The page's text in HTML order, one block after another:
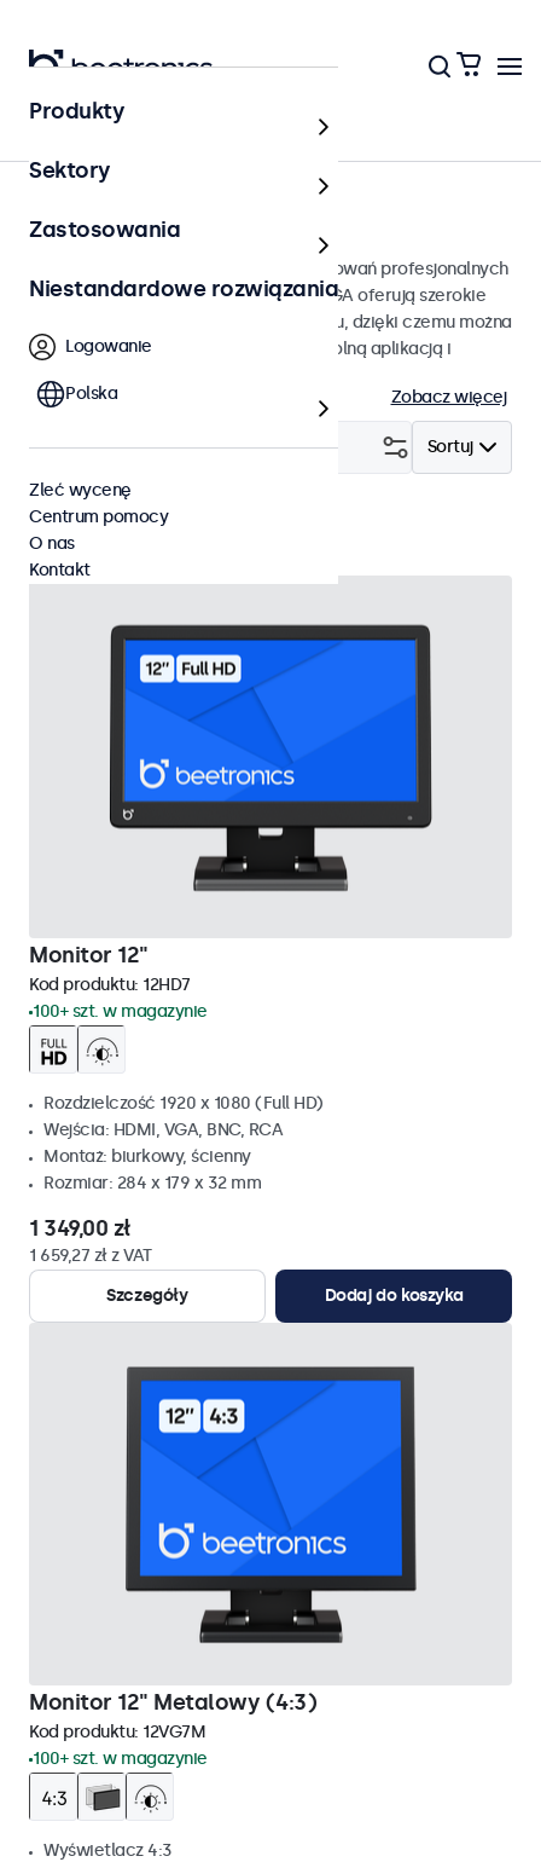
Strona główna
Monitory VGA od 7 do 32 cali
Monitory VGA przeznaczone do zastosowań profesjonalnych
i ciągłego użytkowania. Te monitory VGA oferują szerokie
możliwości konfiguracji i opcje montażu, dzięki czemu można
je bezproblemowo zintegrować z dowolną aplikacją i
Zobacz więcej
Sortuj
Filtruj (3)
VGA Monitory 12 cali
Monitor 12"
Kod produktu: 12HD7
100+ szt. w magazynie
Rozdzielczość 1920 x 1080 (Full HD)
Wejścia: HDMI, VGA, BNC, RCA
Montaż: biurkowy, ścienny
Rozmiar: 284 x 179 x 32 mm
1 349,00 zł
1 659,27 zł z VAT
Szczegóły
Dodaj do koszyka
Monitor 12" Metalowy (4:3)
Kod produktu: 12VG7M
100+ szt. w magazynie
Wyświetlacz 4:3
Produkty
Sektory
Zastosowania
Niestandardowe rozwiązania
Logowanie
Polska
Zleć wycenę
Centrum pomocy
O nas
Kontakt